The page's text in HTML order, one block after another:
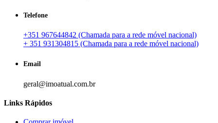
Telefone
+351 967644842 (Chamada para a rede móvel nacional)
+ 351 931304815 (Chamada para a rede móvel nacional)
Email
geral@imoatual.com.br
Links Rápidos